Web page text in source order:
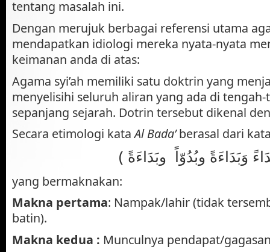
tentang masalah ini.
Dengan merujuk berbagai referensi utama
mendapatkan idiologi mereka nyata-nyata
keimanan anda di atas:
Agama syi’ah memiliki satu doktrin yang
menyelisihi seluruh aliran yang ada di
sepanjang sejarah. Dotrin tersebut dikenal
Secara etimologi kataAl Bada’berasal dari
yang bermaknakan:
Makna pertama: Nampak/lahir (tidak
batin).
Makna kedua : Munculnya pendapat/